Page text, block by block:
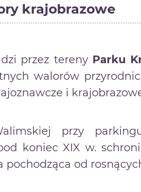
krajobrazowe
przez tereny Parku
walorów
i
przy
koniec XIX w.
pochodząca od